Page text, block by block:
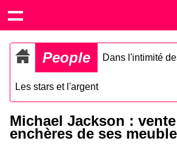
People Dans l'intimité
Les stars et l'argent
Michael Jackson :
enchères de ses